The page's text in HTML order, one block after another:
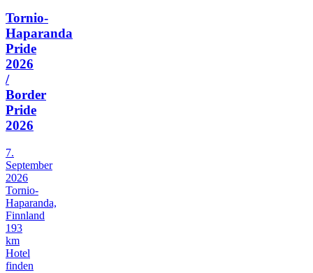
Tornio-
Haparanda
Pride
2026
/
Border
Pride
2026
7.
September
2026
Tornio-
Haparanda,
Finnland
193
km
Hotel
finden